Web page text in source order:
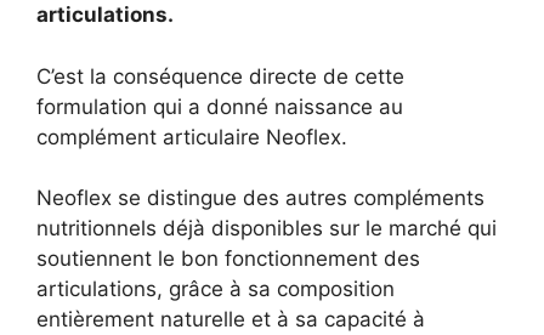
articulations.
C’est la conséquence directe de cette
formulation qui a donné naissance au
complément articulaire Neoflex.
Neoflex se distingue des autres compléments
nutritionnels déjà disponibles sur le marché qui
soutiennent le bon fonctionnement des
articulations, grâce à sa composition
entièrement naturelle et à sa capacité à